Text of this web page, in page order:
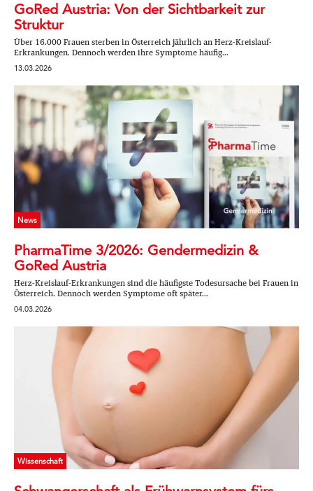
GoRed Austria: Von der Sichtbarkeit zur
Struktur
Über 16.000 Frauen sterben in Österreich jährlich an Herz-Kreislauf-
Erkrankungen. Dennoch werden ihre Symptome häufig...
13.03.2026
News
PharmaTime 3/2026: Gendermedizin &
GoRed Austria
Herz-Kreislauf-Erkrankungen sind die häufigste Todesursache bei Frauen in
Österreich. Dennoch werden Symptome oft später...
04.03.2026
Wissenschaft